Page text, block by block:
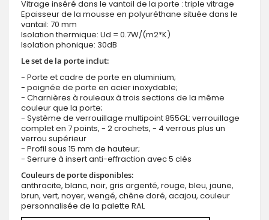
Vitrage inséré dans le vantail de la porte : triple vitrage
Epaisseur de la mousse en polyuréthane située dans le
vantail: 70 mm
Isolation thermique: Ud = 0.7W/(m2*K)
Isolation phonique: 30dB
Le set de la porte inclut:
- Porte et cadre de porte en aluminium;
- poignée de porte en acier inoxydable;
- Charnières à rouleaux à trois sections de la même
couleur que la porte;
- Système de verrouillage multipoint 855GL: verrouillage
complet en 7 points, - 2 crochets, - 4 verrous plus un
verrou supérieur
- Profil sous 15 mm de hauteur;
- Serrure à insert anti-effraction avec 5 clés
Couleurs de porte disponibles:
anthracite, blanc, noir, gris argenté, rouge, bleu, jaune,
brun, vert, noyer, wengé, chêne doré, acajou, couleur
personnalisée de la palette RAL